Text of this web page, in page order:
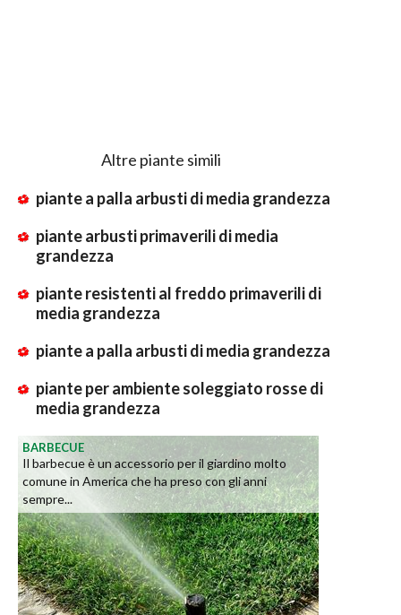
Altre piante simili
piante a palla arbusti di media grandezza
piante arbusti primaverili di media
grandezza
piante resistenti al freddo primaverili di
media grandezza
piante a palla arbusti di media grandezza
piante per ambiente soleggiato rosse di
media grandezza
BARBECUE
Il barbecue è un accessorio per il giardino molto
comune in America che ha preso con gli anni
sempre...